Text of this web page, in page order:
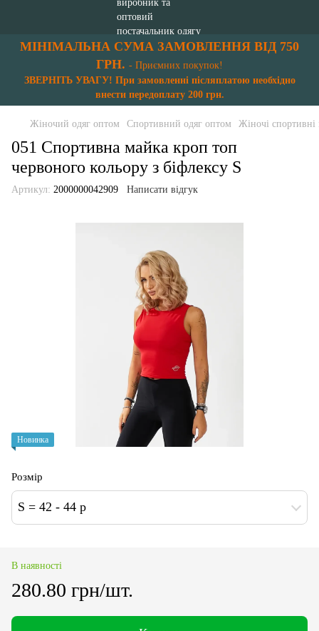
МІНІМАЛЬНА СУМА ЗАМОВЛЕННЯ ВІД 750
ГРН. - Приємних покупок!
ЗВЕРНІТЬ УВАГУ! При замовленні післяплатою необхідно
внести передоплату 200 грн.
Жіночий одяг оптом Спортивний одяг оптом Жіночі
051 Спортивна майка кроп топ
червоного кольору з біфлексу S
Артикул: 2000000042909 Написати відгук
Новинка
Розмір
S = 42 - 44 p
В наявності
280.80 грн/шт.